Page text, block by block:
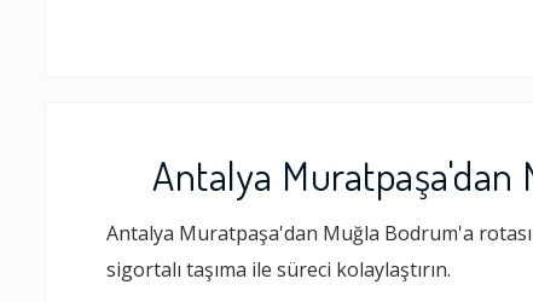
Antalya Muratpaşa'dan
Antalya Muratpaşa'dan Muğla Bodrum'a
sigortalı taşıma ile süreci kolaylaştırın.